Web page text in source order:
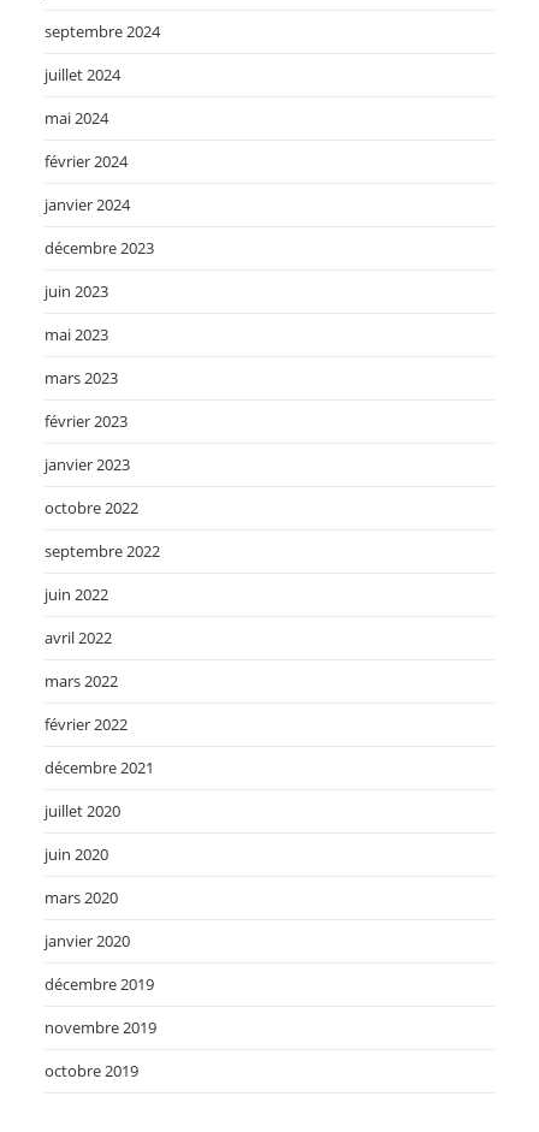
septembre 2024
juillet 2024
mai 2024
février 2024
janvier 2024
décembre 2023
juin 2023
mai 2023
mars 2023
février 2023
janvier 2023
octobre 2022
septembre 2022
juin 2022
avril 2022
mars 2022
février 2022
décembre 2021
juillet 2020
juin 2020
mars 2020
janvier 2020
décembre 2019
novembre 2019
octobre 2019